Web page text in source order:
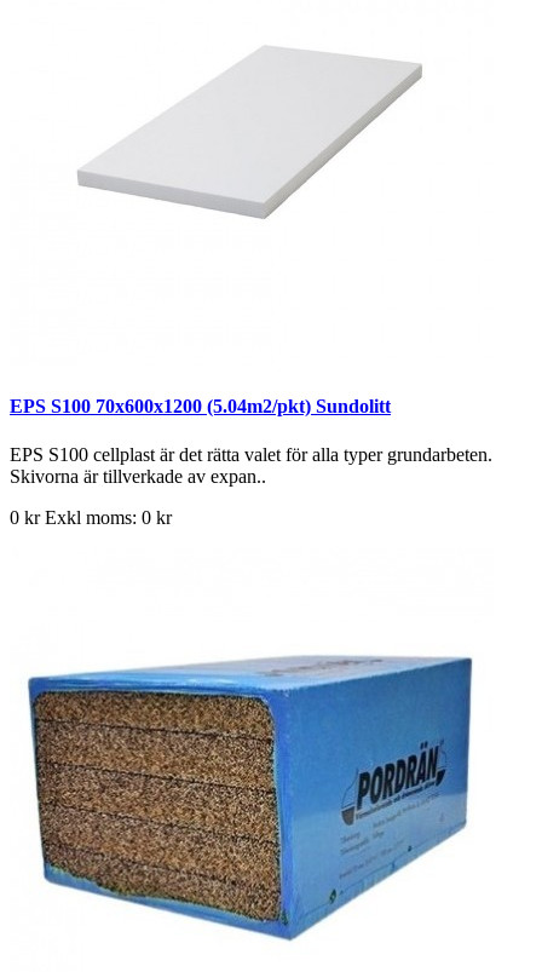
EPS S100 70x600x1200 (5.04m2/pkt) Sundolitt
EPS S100 cellplast är det rätta valet för alla typer grundarbeten.
Skivorna är tillverkade av expan..
0 krExkl moms: 0 kr